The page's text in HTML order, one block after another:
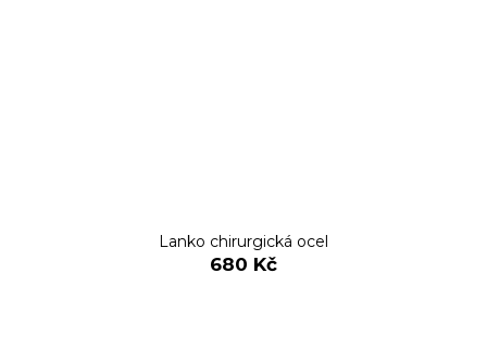
Lanko chirurgická ocel
680 Kč